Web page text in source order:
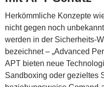
Herkömmliche Konzepte
nicht gegen noch
werden in der Sicherheits-
bezeichnet – „Advanced
APT bieten neue
Sandboxing oder gezieltes